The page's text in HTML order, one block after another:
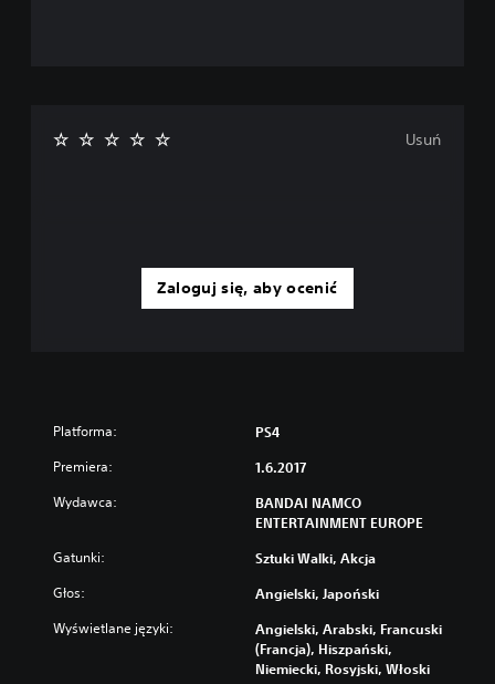
Zaloguj się, aby ocenić
Usuń
Platforma: PS4
Premiera: 1.6.2017
Wydawca:
BANDAI NAMCO
ENTERTAINMENT EUROPE
Gatunki: Sztuki Walki, Akcja
Głos: Angielski, Japoński
Wyświetlane języki:
Angielski, Arabski, Francuski
(Francja), Hiszpański,
Niemiecki, Rosyjski, Włoski